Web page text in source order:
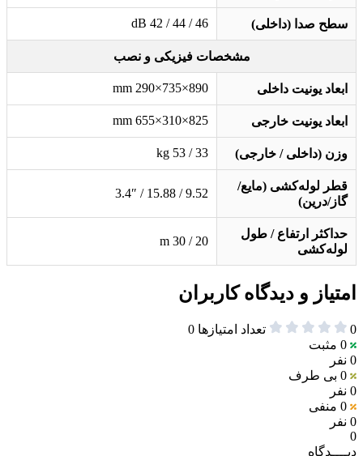
سطح صدا (داخلی) 46 / 44 / 42 dB
مشخصات فیزیکی و نصب
ابعاد یونیت داخلی 890×735×290 mm
ابعاد یونیت خارجی 825×310×655 mm
وزن (داخلی / خارجی) 33 / 53 kg
قطر لوله‌کشی (مایع/
گاز/درین)
9.52 / 15.88 / 3.4″
حداکثر ارتفاع / طول
لوله‌کشی
20 / 30 m
امتیاز و دیدگاه کاربران
0 تعداد امتیازها 0
0 مثبت
0 نفر
0 بی طرف
0 نفر
0 منفی
0 نفر
0
دیــــدگاه